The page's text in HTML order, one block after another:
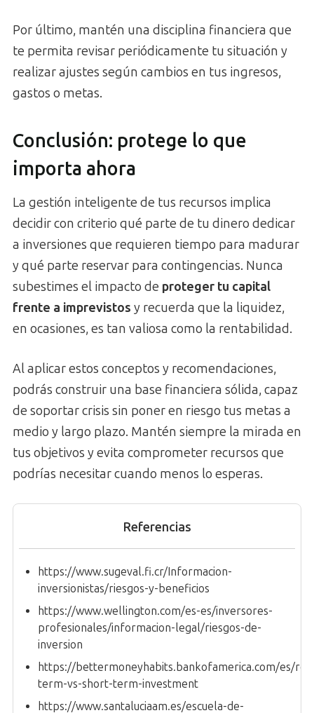
Por último, mantén una disciplina financiera que
te permita revisar periódicamente tu situación y
realizar ajustes según cambios en tus ingresos,
gastos o metas.
Conclusión: protege lo que
importa ahora
La gestión inteligente de tus recursos implica
decidir con criterio qué parte de tu dinero dedicar
a inversiones que requieren tiempo para madurar
y qué parte reservar para contingencias. Nunca
subestimes el impacto de proteger tu capital
frente a imprevistos y recuerda que la liquidez,
en ocasiones, es tan valiosa como la rentabilidad.
Al aplicar estos conceptos y recomendaciones,
podrás construir una base financiera sólida, capaz
de soportar crisis sin poner en riesgo tus metas a
medio y largo plazo. Mantén siempre la mirada en
tus objetivos y evita comprometer recursos que
podrías necesitar cuando menos lo esperas.
Referencias
https://www.sugeval.fi.cr/Informacion-
inversionistas/riesgos-y-beneficios
https://www.wellington.com/es-es/inversores-
profesionales/informacion-legal/riesgos-de-
inversion
https://bettermoneyhabits.bankofamerica.com/es/
term-vs-short-term-investment
https://www.santaluciaam.es/escuela-de-